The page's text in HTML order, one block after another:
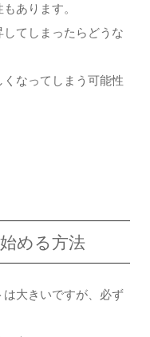
あります。
てしまったらどうな
なってしまう可能性
める方法
大きいですが、必ず